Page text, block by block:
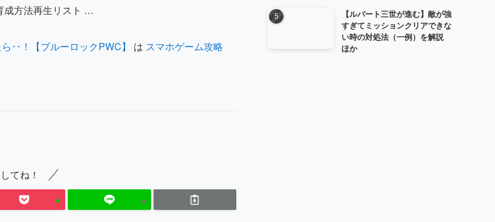
成方法再生リスト …
･･！【ブルーロックPWC】 は スマホゲーム攻略
てね！
【ルパート三世が進む】敵が強
すぎてミッションクリアできな
い時の対処法（一例）を解説
ほか